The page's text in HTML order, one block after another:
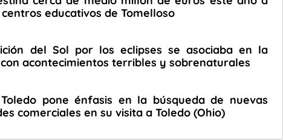
educativos de Tomelloso
del Sol por los eclipses se asociaba en la
acontecimientos terribles y sobrenaturales
pone énfasis en la búsqueda de nuevas
comerciales en su visita a Toledo (Ohio)